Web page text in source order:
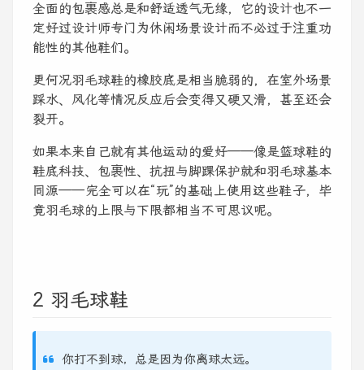
全面的包裹感总是和舒适透气无缘，它的设计也不一
定好过设计师专门为休闲场景设计而不必过于注重功
能性的其他鞋们。
更何况羽毛球鞋的橡胶底是相当脆弱的，在室外场景
踩水、风化等情况反应后会变得又硬又滑，甚至还会
裂开。
如果本来自己就有其他运动的爱好——像是篮球鞋的
鞋底科技、包裹性、抗扭与脚踝保护就和羽毛球基本
同源——完全可以在“玩”的基础上使用这些鞋子，毕
竟羽毛球的上限与下限都相当不可思议呢。
2 羽毛球鞋
你打不到球，总是因为你离球太远。